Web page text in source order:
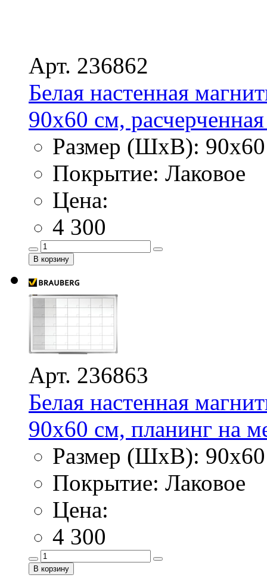
Арт. 236862
Белая настенная
90х60 см,
Размер (ШхВ):
Покрытие: Лаковое
Цена:
4 300
Арт. 236863
Белая настенная
90х60 см, планинг на
Размер (ШхВ):
Покрытие: Лаковое
Цена:
4 300